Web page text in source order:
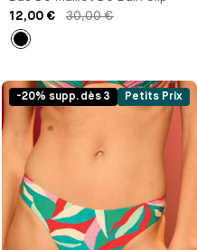
12,00 €
30,00 €
-20% supp. dès 3 Petits Prix